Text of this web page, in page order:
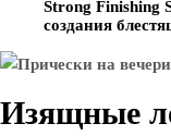
Strong Finishing
создания
Изящные